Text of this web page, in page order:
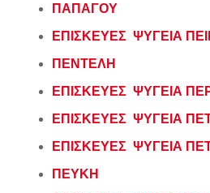
ΠΑΠΑΓΟΥ
ΕΠΙΣΚΕΥΕΣ ΨΥΓΕΙΑ
ΠΕΝΤΕΛΗ
ΕΠΙΣΚΕΥΕΣ ΨΥΓΕΙΑ
ΕΠΙΣΚΕΥΕΣ ΨΥΓΕΙΑ
ΕΠΙΣΚΕΥΕΣ ΨΥΓΕΙΑ
ΠΕΥΚΗ